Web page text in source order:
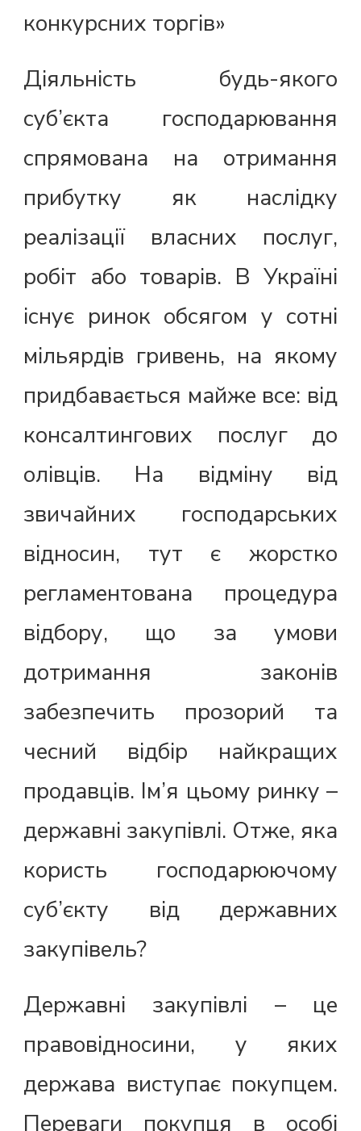
конкурсних торгів»
Діяльність будь-якого
суб’єкта господарювання
спрямована на отримання
прибутку як наслідку
реалізації власних послуг,
робіт або товарів. В Україні
існує ринок обсягом у сотні
мільярдів гривень, на якому
придбавається майже все: від
консалтингових послуг до
олівців. На відміну від
звичайних господарських
відносин, тут є жорстко
регламентована процедура
відбору, що за умови
дотримання законів
забезпечить прозорий та
чесний відбір найкращих
продавців. Ім’я цьому ринку –
державні закупівлі. Отже, яка
користь господарюючому
суб’єкту від державних
закупівель?
Державні закупівлі – це
правовідносини, у яких
держава виступає покупцем.
Переваги покупця в особі